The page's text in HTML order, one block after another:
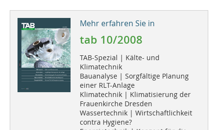
Mehr erfahren Sie in
tab 10/2008
TAB-Spezial | Kälte- und
Klimatechnik
Bauanalyse | Sorgfältige Planung
einer RLT-Anlage
Klimatechnik | Klimatisierung der
Frauenkirche Dresden
Wassertechnik | Wirtschaftlichkeit
contra Hygiene?